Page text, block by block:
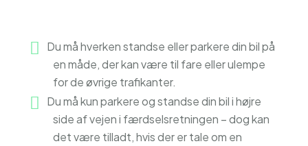
Du må hverken standse eller parkere din bil på
en måde, der kan være til fare eller ulempe
for de øvrige trafikanter.
Du må kun parkere og standse din bil i højre
side af vejen i færdselsretningen – dog kan
det være tilladt, hvis der er tale om en